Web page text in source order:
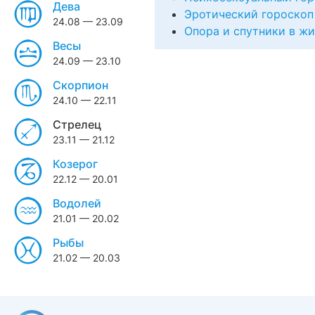
Дева
24.08 — 23.09
Весы
24.09 — 23.10
Скорпион
24.10 — 22.11
Стрелец
23.11 — 21.12
Козерог
22.12 — 20.01
Водолей
21.01 — 20.02
Рыбы
21.02 — 20.03
Эротический гороскоп
Опора и спутники в